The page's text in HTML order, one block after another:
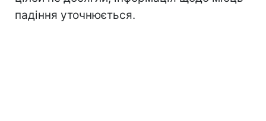
падіння уточнюється.